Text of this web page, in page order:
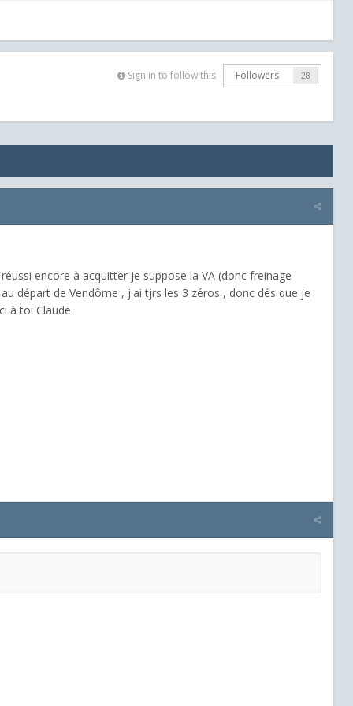
Sign in to follow this Followers 28
encore à acquitter je suppose la VA (donc freinage
départ de Vendôme , j'ai tjrs les 3 zéros , donc dés que je
à toi Claude